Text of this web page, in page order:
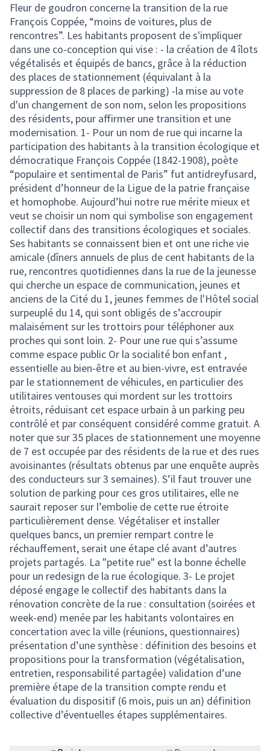
Fleur de goudron concerne la transition de la rue
François Coppée, “moins de voitures, plus de
rencontres”. Les habitants proposent de s'impliquer
dans une co-conception qui vise : - la création de 4 îlots
végétalisés et équipés de bancs, grâce à la réduction
des places de stationnement (équivalant à la
suppression de 8 places de parking) -la mise au vote
d'un changement de son nom, selon les propositions
des résidents, pour affirmer une transition et une
modernisation. 1- Pour un nom de rue qui incarne la
participation des habitants à la transition écologique et
démocratique François Coppée (1842-1908), poète
“populaire et sentimental de Paris” fut antidreyfusard,
président d’honneur de la Ligue de la patrie française
et homophobe. Aujourd’hui notre rue mérite mieux et
veut se choisir un nom qui symbolise son engagement
collectif dans des transitions écologiques et sociales.
Ses habitants se connaissent bien et ont une riche vie
amicale (dîners annuels de plus de cent habitants de la
rue, rencontres quotidiennes dans la rue de la jeunesse
qui cherche un espace de communication, jeunes et
anciens de la Cité du 1, jeunes femmes de l'Hôtel social
surpeuplé du 14, qui sont obligés de s’accroupir
malaisément sur les trottoirs pour téléphoner aux
proches qui sont loin. 2- Pour une rue qui s’assume
comme espace public Or la socialité bon enfant ,
essentielle au bien-être et au bien-vivre, est entravée
par le stationnement de véhicules, en particulier des
utilitaires ventouses qui mordent sur les trottoirs
étroits, réduisant cet espace urbain à un parking peu
contrôlé et par conséquent considéré comme gratuit. A
noter que sur 35 places de stationnement une moyenne
de 7 est occupée par des résidents de la rue et des rues
avoisinantes (résultats obtenus par une enquête auprès
des conducteurs sur 3 semaines). S’il faut trouver une
solution de parking pour ces gros utilitaires, elle ne
saurait reposer sur l’embolie de cette rue étroite
particulièrement dense. Végétaliser et installer
quelques bancs, un premier rempart contre le
réchauffement, serait une étape clé avant d’autres
projets partagés. La "petite rue" est la bonne échelle
pour un redesign de la rue écologique. 3- Le projet
déposé engage le collectif des habitants dans la
rénovation concrète de la rue : consultation (soirées et
week-end) menée par les habitants volontaires en
concertation avec la ville (réunions, questionnaires)
présentation d’une synthèse : définition des besoins et
propositions pour la transformation (végétalisation,
entretien, responsabilité partagée) validation d’une
première étape de la transition compte rendu et
évaluation du dispositif (6 mois, puis un an) définition
collective d’éventuelles étapes supplémentaires.